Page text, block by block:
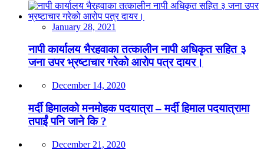
January 28, 2021
नापी कार्यालय भैरहवाका तत्कालीन नापी अधिकृत सहित ३
जना उपर भ्रष्टाचार गरेको आरोप पत्र दायर।
December 14, 2020
मर्दी हिमालको मनमोहक पदयात्रा – मर्दी हिमाल पदयात्रामा
तपाईं पनि जाने कि ?
December 21, 2020